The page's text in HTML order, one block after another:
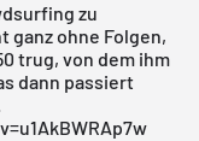
zu
ohne Folgen,
trug, von dem ihm
dann passiert